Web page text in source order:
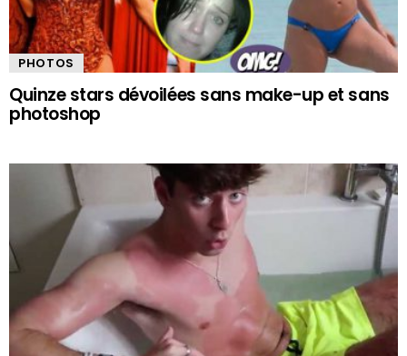
PHOTOS
Quinze stars dévoilées sans make-up et sans
photoshop